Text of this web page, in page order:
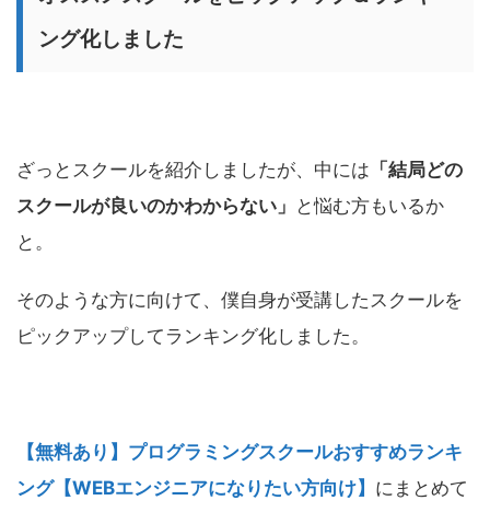
ング化しました
ざっとスクールを紹介しましたが、中には 「結局どの
スクールが良いのかわからない」 と悩む方もいるか
と。
そのような方に向けて、僕自身が受講したスクールを
ピックアップしてランキング化しました。
【無料あり】プログラミングスクールおすすめランキ
ング【WEBエンジニアになりたい方向け】 にまとめて